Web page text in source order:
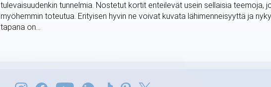
tulevaisuudenkin tunnelmia. Nostetut kortit enteilevät usein sellaisia teemoja,
myöhemmin toteutua. Erityisen hyvin ne voivat kuvata lähimenneisyyttä ja
tapana on...